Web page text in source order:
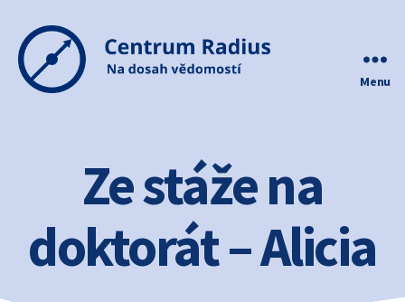
Menu
Ze stáže na
doktorát – Alicia